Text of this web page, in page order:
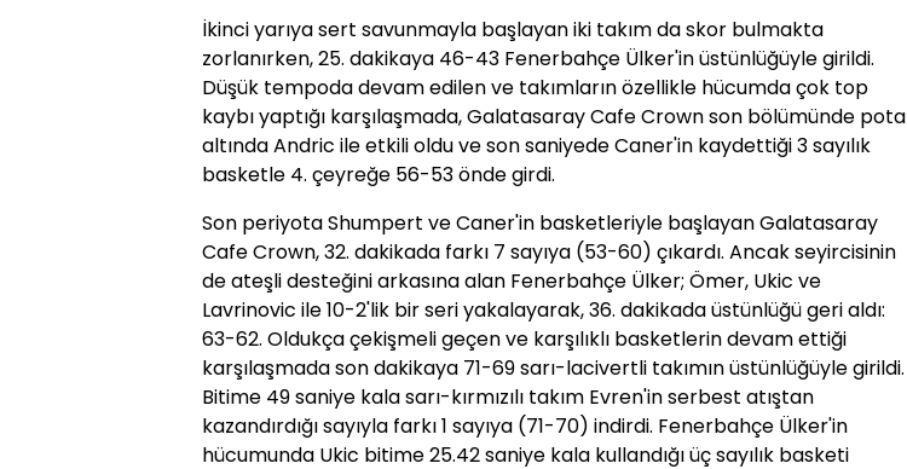
İkinci yarıya sert savunmayla başlayan iki takım da skor bulmakta
zorlanırken, 25. dakikaya 46-43 Fenerbahçe Ülker'in üstünlüğüyle girildi.
Düşük tempoda devam edilen ve takımların özellikle hücumda çok top
kaybı yaptığı karşılaşmada, Galatasaray Cafe Crown son bölümünde pota
altında Andric ile etkili oldu ve son saniyede Caner'in kaydettiği 3 sayılık
basketle 4. çeyreğe 56-53 önde girdi.
Son periyota Shumpert ve Caner'in basketleriyle başlayan Galatasaray
Cafe Crown, 32. dakikada farkı 7 sayıya (53-60) çıkardı. Ancak seyircisinin
de ateşli desteğini arkasına alan Fenerbahçe Ülker; Ömer, Ukic ve
Lavrinovic ile 10-2'lik bir seri yakalayarak, 36. dakikada üstünlüğü geri aldı:
63-62. Oldukça çekişmeli geçen ve karşılıklı basketlerin devam ettiği
karşılaşmada son dakikaya 71-69 sarı-lacivertli takımın üstünlüğüyle girildi.
Bitime 49 saniye kala sarı-kırmızılı takım Evren'in serbest atıştan
kazandırdığı sayıyla farkı 1 sayıya (71-70) indirdi. Fenerbahçe Ülker'in
hücumunda Ukic bitime 25.42 saniye kala kullandığı üç sayılık basketi